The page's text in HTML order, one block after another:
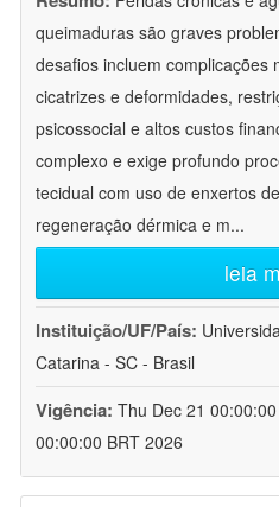
queimaduras são graves
desafios incluem complicações
cicatrizes e deformidades,
psicossocial e altos custos
complexo e exige profundo
tecidual com uso de enxertos
regeneração dérmica e m...
leia
Instituição/UF/País:
Catarina - SC - Brasil
Vigência: Thu Dec 21
00:00:00 BRT 2026